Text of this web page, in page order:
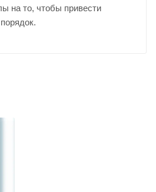
на то, чтобы привести